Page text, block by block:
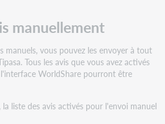
manuellement
manuels, vous pouvez les envoyer à tout
Tous les avis que vous avez activés
WorldShare pourront être
la liste des avis activés pour l'envoi manuel